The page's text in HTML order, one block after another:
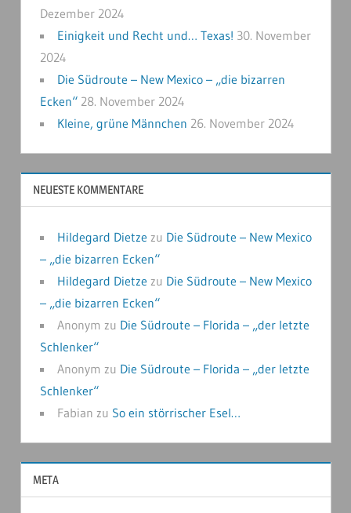
Dezember 2024
Einigkeit und Recht und… Texas! 30. November
2024
Die Südroute – New Mexico – „die bizarren
Ecken“ 28. November 2024
Kleine, grüne Männchen 26. November 2024
NEUESTE KOMMENTARE
Hildegard Dietze zu Die Südroute – New Mexico
– „die bizarren Ecken“
Hildegard Dietze zu Die Südroute – New Mexico
– „die bizarren Ecken“
Anonym zu Die Südroute – Florida – „der letzte
Schlenker“
Anonym zu Die Südroute – Florida – „der letzte
Schlenker“
Fabian zu So ein störrischer Esel…
META